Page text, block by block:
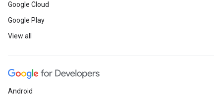
Google Cloud
Google Play
View all
Android